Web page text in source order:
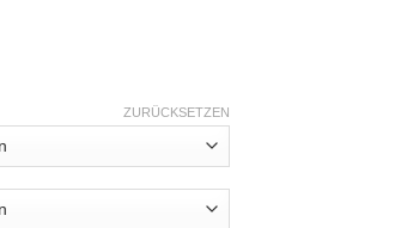
ZURÜCKSETZEN